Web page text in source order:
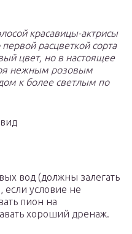
красавицы-актрисы
расцветкой сорта
цвет, но в настоящее
нежным розовым
к более светлым по
вод (должны залегать
если условие не
пион на
хороший дренаж.